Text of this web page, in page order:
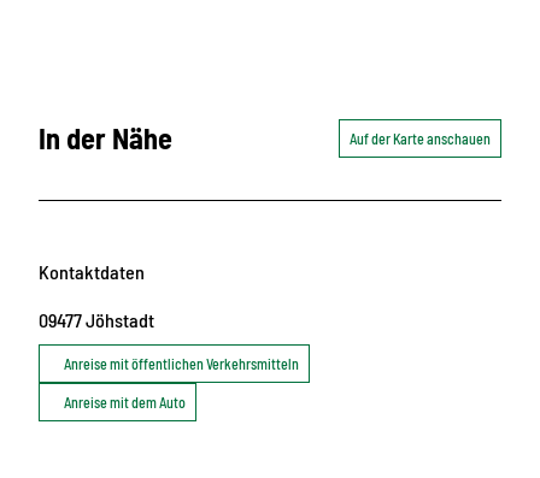
In der Nähe Auf der Karte anschauen
Kontaktdaten
09477Jöhstadt
Anreise mit öffentlichen Verkehrsmitteln
Anreise mit dem Auto